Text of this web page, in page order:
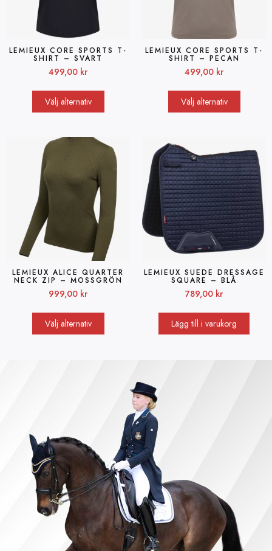
LEMIEUX CORE SPORTS T-
SHIRT – SVART
499,00 kr
Välj alternativ
LEMIEUX CORE SPORTS T-
SHIRT – PECAN
499,00 kr
Välj alternativ
LEMIEUX ALICE QUARTER
NECK ZIP – MOSSGRÖN
999,00 kr
Välj alternativ
LEMIEUX SUEDE DRESSAGE
SQUARE – BLÅ
789,00 kr
Lägg till i varukorg